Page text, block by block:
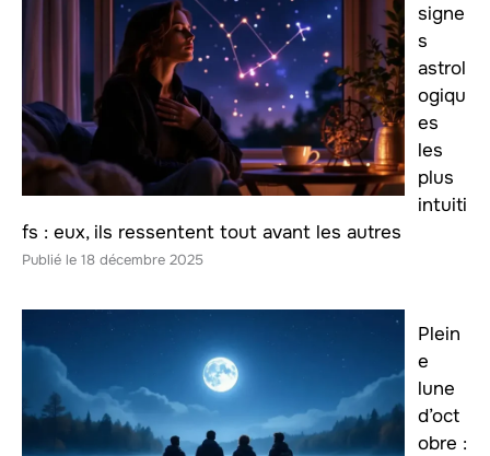
signe
s
astrol
ogiqu
es
les
plus
intuiti
fs : eux, ils ressentent tout avant les autres
18 décembre 2025
Plein
e
lune
d’oct
obre :